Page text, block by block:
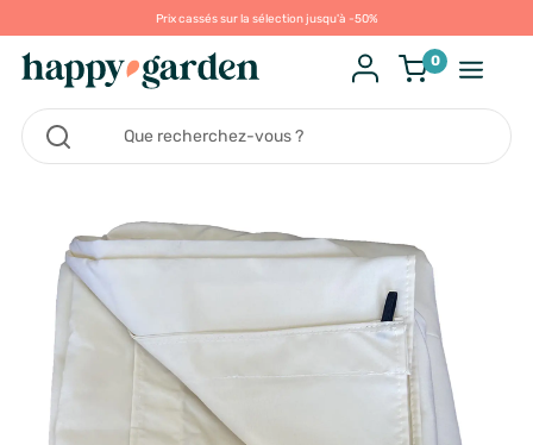
Prix cassés sur la sélection jusqu'à -50%
0